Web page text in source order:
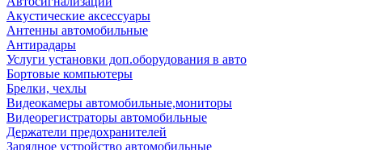
Акустические аксессуары
Антенны автомобильные
Антирадары
Услуги установки доп.оборудования в авто
Бортовые компьютеры
Брелки, чехлы
Видеокамеры автомобильные,мониторы
Видеорегистраторы автомобильные
Держатели предохранителей
Зарядное устройство автомобильные